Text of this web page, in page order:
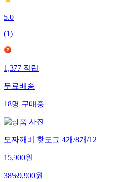
5.0
(1)
1,377적립
무료배송
18명구매중
모짜깨비 핫도그 4개/8개/12
15,900원
38%9,900원